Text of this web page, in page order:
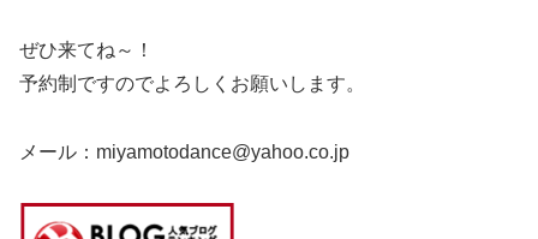
ぜひ来てね～！
予約制ですのでよろしくお願いします。
メール：miyamotodance@yahoo.co.jp